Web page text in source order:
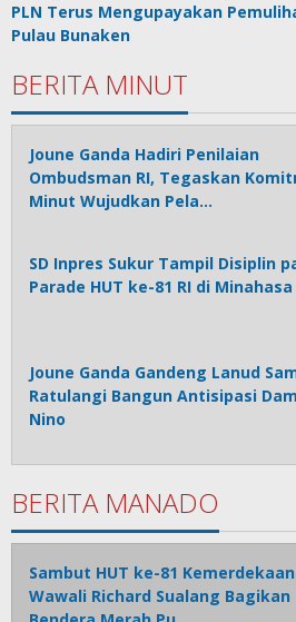
PLN Terus Mengupayakan
Pulau Bunaken
BERITA MINUT
Joune Ganda Hadiri Penilaian
Ombudsman RI, Tegaskan
Minut Wujudkan Pela…
SD Inpres Sukur Tampil Disiplin
Parade HUT ke-81 RI di
Joune Ganda Gandeng Lanud
Ratulangi Bangun Antisipasi
Nino
BERITA MANADO
Sambut HUT ke-81 Kemerdekaan
Wawali Richard Sualang Bagikan